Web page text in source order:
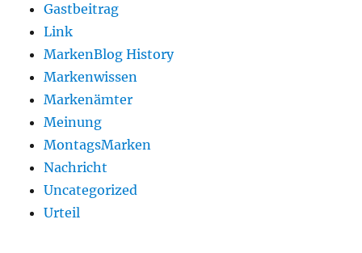
Gastbeitrag
Link
MarkenBlog History
Markenwissen
Markenämter
Meinung
MontagsMarken
Nachricht
Uncategorized
Urteil